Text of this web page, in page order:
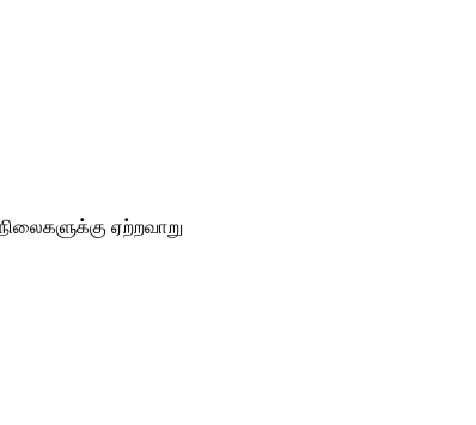
ஏற்றவாறு